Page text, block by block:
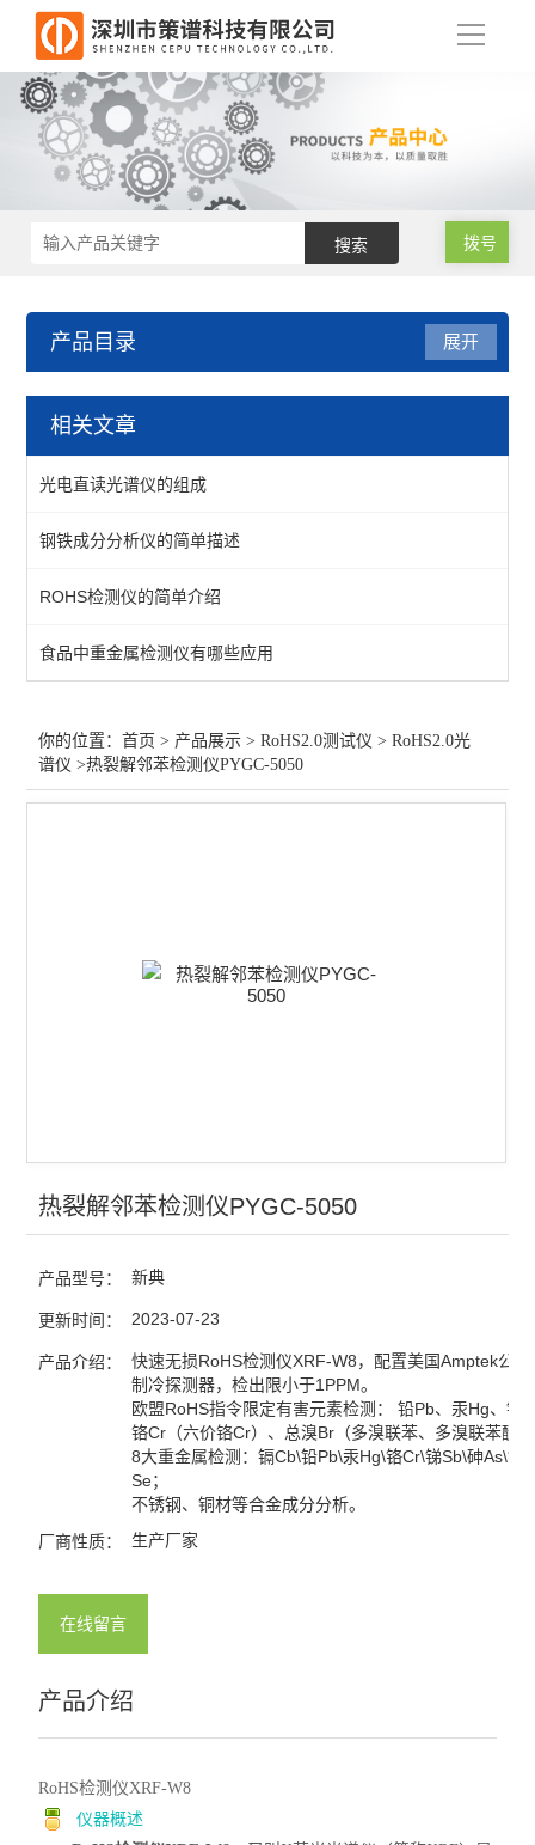
导
拨号
产品目录
RoHS2.0测试仪
查看全部 >>
展开
相关文章
光电直读光谱仪的组成
钢铁成分分析仪的简单描述
ROHS检测仪的简单介绍
食品中重金属检测仪有哪些应用
你的位置：首页 > 产品展示 >RoHS2.0测试仪 >RoHS2.0光
谱仪 >热裂解邻苯检测仪PYGC-5050
热裂解邻苯检测仪PYGC-5050
产品型号： 新典
更新时间： 2023-07-23
产品介绍：
快速无损RoHS检测仪XRF-W8，配置美国Amptek公
制冷探测器，检出限小于1PPM。
欧盟RoHS指令限定有害元素检测： 铅Pb、汞Hg、镉
铬Cr（六价铬Cr）、总溴Br（多溴联苯、多溴联苯醚
8大重金属检测：镉Cb\铅Pb\汞Hg\铬Cr\锑Sb\砷As\钡
Se；
不锈钢、铜材等合金成分分析。
厂商性质： 生产厂家
在线留言
产品介绍
RoHS检测仪XRF-W8
仪器概述